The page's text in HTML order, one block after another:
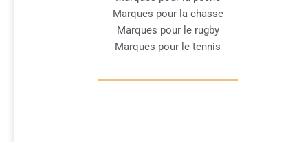
Marques pour la chasse
Marques pour le rugby
Marques pour le tennis